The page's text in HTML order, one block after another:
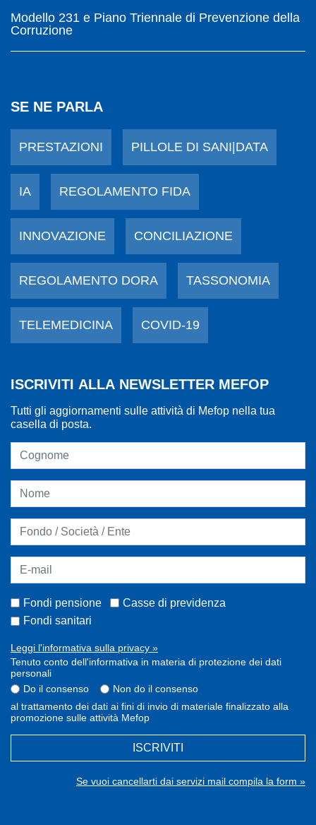
Modello 231 e Piano Triennale di Prevenzione della
Corruzione
SE NE PARLA
PRESTAZIONI PILLOLE DI SANI|DATA
IA REGOLAMENTO FIDA
INNOVAZIONE CONCILIAZIONE
REGOLAMENTO DORA TASSONOMIA
TELEMEDICINA COVID-19
ISCRIVITI ALLA NEWSLETTER MEFOP
Tutti gli aggiornamenti sulle attività di Mefop nella tua
casella di posta.
Fondi pensione
Casse di previdenza
Fondi sanitari
Leggi l'informativa sulla privacy »
Tenuto conto dell'informativa in materia di protezione dei dati
personali
Do il consenso
Non do il consenso
al trattamento dei dati ai fini di invio di materiale finalizzato alla
promozione sulle attività Mefop
ISCRIVITI
Se vuoi cancellarti dai servizi mail compila la form »